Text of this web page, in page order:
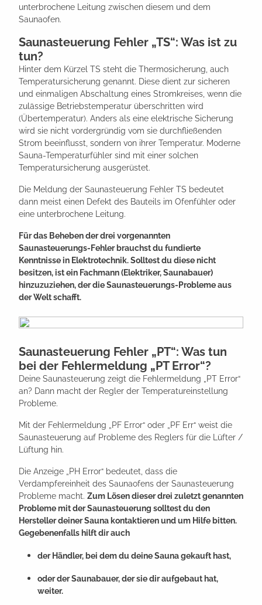
unterbrochene Leitung zwischen diesem und dem
Saunaofen.
Saunasteuerung Fehler „TS“: Was ist zu
tun?
Hinter dem Kürzel TS steht die Thermosicherung, auch
Temperatursicherung genannt. Diese dient zur sicheren
und einmaligen Abschaltung eines Stromkreises, wenn die
zulässige Betriebstemperatur überschritten wird
(Übertemperatur). Anders als eine elektrische Sicherung
wird sie nicht vordergründig vom sie durchfließenden
Strom beeinflusst, sondern von ihrer Temperatur. Moderne
Sauna-Temperaturfühler sind mit einer solchen
Temperatursicherung ausgerüstet.
Die Meldung der Saunasteuerung Fehler TS bedeutet
dann meist einen Defekt des Bauteils im Ofenfühler oder
eine unterbrochene Leitung.
Für das Beheben der drei vorgenannten
Saunasteuerungs-Fehler brauchst du fundierte
Kenntnisse in Elektrotechnik. Solltest du diese nicht
besitzen, ist ein Fachmann (Elektriker, Saunabauer)
hinzuzuziehen, der die Saunasteuerungs-Probleme aus
der Welt schafft.
Saunasteuerung Fehler „PT“: Was tun
bei der Fehlermeldung „PT Error“?
Deine Saunasteuerung zeigt die Fehlermeldung „PT Error“
an? Dann macht der Regler der Temperatureinstellung
Probleme.
Mit der Fehlermeldung „PF Error“ oder „PF Err“ weist die
Saunasteuerung auf Probleme des Reglers für die Lüfter /
Lüftung hin.
Die Anzeige „PH Error“ bedeutet, dass die
Verdampfereinheit des Saunaofens der Saunasteuerung
Probleme macht. Zum Lösen dieser drei zuletzt genannten
Probleme mit der Saunasteuerung solltest du den
Hersteller deiner Sauna kontaktieren und um Hilfe bitten.
Gegebenenfalls hilft dir auch
der Händler, bei dem du deine Sauna gekauft hast,
oder der Saunabauer, der sie dir aufgebaut hat,
weiter.